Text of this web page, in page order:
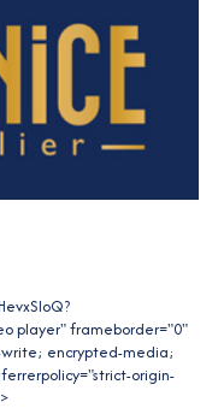
player" frameborder="0"
encrypted-media;
origin-